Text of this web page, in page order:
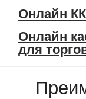
Онлайн
Онлайн
для